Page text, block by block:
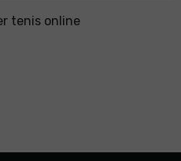
tenis online